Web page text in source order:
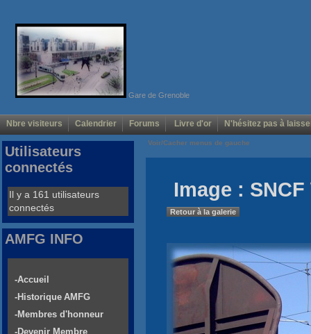
Gare de Grenoble
Nbre visiteurs Calendrier Forums Livre d'or N'hésitez pas à
Voir/Cacher menus de gauche
Image :
Retour à la galerie
Utilisateurs
connectés
Il y a 161 utilisateurs
connectés
AMFG INFO
-Accueil
-Historique AMFG
-Membres d'honneur
-Devenir Membre